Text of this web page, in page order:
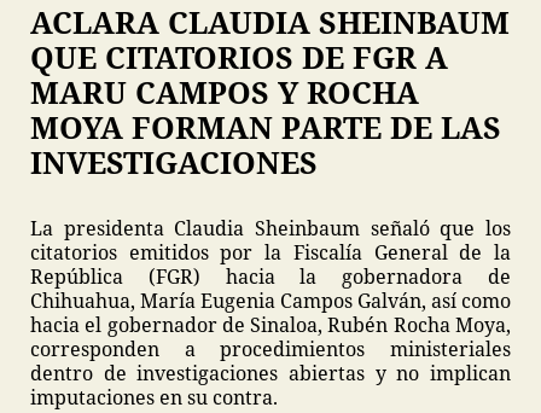
ACLARA CLAUDIA SHEINBAUM
QUE CITATORIOS DE FGR A
MARU CAMPOS Y ROCHA
MOYA FORMAN PARTE DE LAS
INVESTIGACIONES
La presidenta Claudia Sheinbaum señaló que los
citatorios emitidos por la Fiscalía General de la
República (FGR) hacia la gobernadora de
Chihuahua, María Eugenia Campos Galván, así como
hacia el gobernador de Sinaloa, Rubén Rocha Moya,
corresponden a procedimientos ministeriales
dentro de investigaciones abiertas y no implican
imputaciones en su contra.